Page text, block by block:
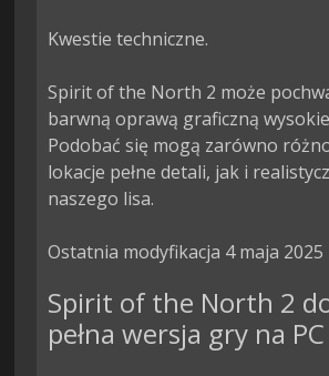
Kwestie techniczne.
Spirit of the North 2 może
barwną oprawą graficzną
Podobać się mogą zarówno
lokacje pełne detali, jak i
naszego lisa.
Ostatnia modyfikacja 4 maja 2025
Spirit of the North 2
pełna wersja gry na PC